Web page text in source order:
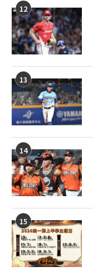
12
13
14
15